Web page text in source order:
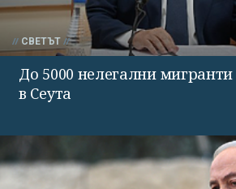
СВЕТЪТ
До 5000 нелегални мигранти
в Сеута